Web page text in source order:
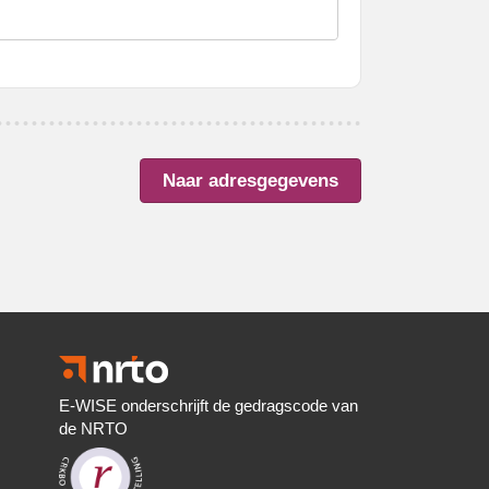
E-WISE onderschrijft de gedragscode van
de NRTO